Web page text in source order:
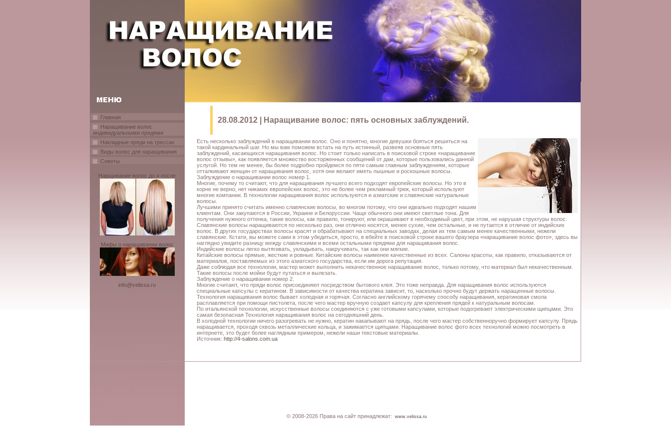
Главная
Наращивание волос
индивидуальными прядями
Накладные пряди на трессах
Виды волос для наращивания
Советы
Нарщивание волос до и после
Мифы о наращивании волос
info@velissa.ru
28.08.2012 | Наращивание волос: пять основных заблуждений.
Есть несколько заблуждений в наращивании волос. Оно и понятно, многие девушки бояться решиться на
такой кардинальный шаг. Но мы вам поможем встать на путь истинный, развеяв основные пять
заблуждений, касающихся наращивания волос. Но стоит только написать в поисковой строке «наращивание
волос отзывы», как появляется множество восторженных сообщений от дам, которые пользовались данной
услугой. Но тем не менее, бы более подробно пройдемся по пяти самым главным заблуждениям, которые
отталкивают женщин от наращивания волос, хотя они желают иметь пышные и роскошные волосы.
Заблуждение о наращивании волос номер 1.
Многие, почему то считают, что для наращивания лучшего всего подходят европейские волосы. Но это в
корне не верно, нет никаких европейских волос, это не более чем рекламный трюк, который используют
многие компании. В технологии наращивания волос используются и азиатские и славянские натуральные
волосы.
Лучшими принято считать именно славянские волосы, во многом потому, что они идеально подходят нашим
клиентам. Они закупаются в России, Украине и Белоруссии. Чаще обычного они имеют светлые тона. Для
получения нужного оттенка, такие волосы, как правило, тонируют, или окрашивают в необходимый цвет, при этом, не нарушая структуры волос.
Славянские волосы наращиваются по несколько раз, они отлично носятся, менее сухие, чем остальные, и не путается в отличие от индийских
волос. В других государствах волосы красят и обрабатывают на специальных заводах, делая их тем самым менее качественными, нежели
славянские. Кстати, вы можете сами в этом убедиться, просто, в вбейте в поисковой строке вашего браузера «наращивание волос фото», здесь вы
наглядно увидите разницу между славянскими и всеми остальными прядями для наращивания волос.
Индийские волосы легко вытягивать, укладывать, накручивать, так как они мягкие.
Китайские волосы прямые, жесткие и ровные. Китайские волосы наименее качественные из всех. Салоны красоты, как правило, отказываются от
материалов, поставляемых из этого азиатского государства, если им дорога репутация.
Даже соблюдая все технологии, мастер может выполнить некачественное наращивание волос, только потому, что материал был некачественным.
Такие волосы после мойки будут путаться и вылезать.
Заблуждение о наращивании номер 2.
Многие считают, что пряди волос присоединяют посредством бытового клея. Это тоже неправда. Для наращивания волос используются
специальные капсулы с кератином. В зависимости от качества кератина зависит, то, насколько прочно будут держать наращенные волосы.
Технология наращивания волос бывает холодная и горячая. Согласно английскому горячему способу наращивания, кератиновая смола
расплавляется при помощи пистолета, после чего мастер вручную создает капсулу для крепления прядей к натуральным волосам.
По итальянской технологии, искусственные волосы соединяются с уже готовыми капсулами, которые подогревают электрическими щипцами. Это
самая безопасная Технология наращивания волос на сегодняшний день.
В холодной технологии ничего разогревать не нужно, кератин накапывают на прядь, после чего мастер собственноручно формирует капсулу. Прядь
наращивается, проходя сквозь металлические кольца, и зажимается щипцами. Наращивание волос фото всех технологий можно посмотреть в
интернете, это будет более наглядным примером, нежели наши текстовые материалы.
Источник: http://4-salons.com.ua
© 2008-2026 Права на сайт принадлежат: www.velissa.ru